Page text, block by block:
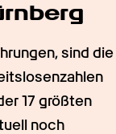
sind die
17 größten
noch